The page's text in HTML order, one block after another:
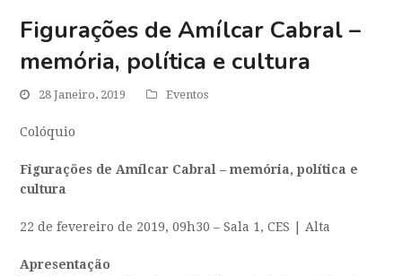
Figurações de Amílcar Cabral –
memória, política e cultura
28 Janeiro, 2019 Eventos
Colóquio
Figurações de Amílcar Cabral – memória, política e
cultura
22 de fevereiro de 2019, 09h30 – Sala 1, CES | Alta
Apresentação